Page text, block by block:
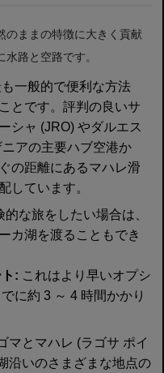
のままの特徴に大きく貢献
路と空路です。
一般的で便利な方法
とです。評判の良いサ
シャ (JRO) やダルエス
アの主要ハブ空港か
の距離にあるマハレ滑
しています。
な旅をしたい場合は、
カ湖を渡ることもでき
: これはより早いオプシ
に約 3 ～ 4 時間かかり
マとマハレ (ラゴサ ポイ
沿いのさまざまな地点の